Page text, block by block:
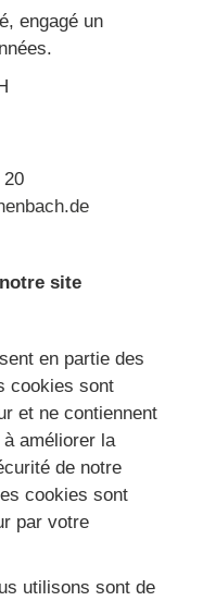
engagé un
20
site
en partie des
cookies sont
et ne contiennent
améliorer la
de notre
cookies sont
par votre
utilisons sont de